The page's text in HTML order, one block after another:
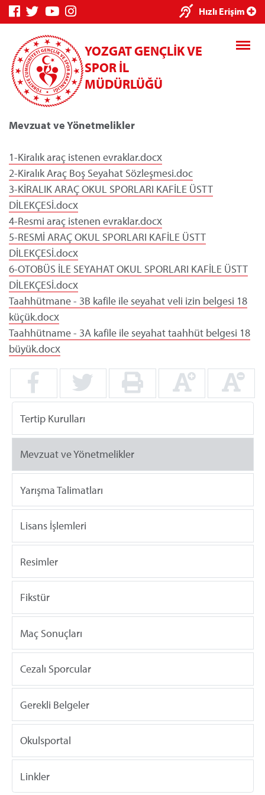
Hızlı Erişim
YOZGAT GENÇLİK VE
SPOR İL
MÜDÜRLÜĞÜ
Mevzuat ve Yönetmelikler
1-Kiralık araç istenen evraklar.docx
2-Kiralık Araç Boş Seyahat Sözleşmesi.doc
3-KİRALIK ARAÇ OKUL SPORLARI KAFİLE ÜSTT
DİLEKÇESİ.docx
4-Resmi araç istenen evraklar.docx
5-RESMİ ARAÇ OKUL SPORLARI KAFİLE ÜSTT
DİLEKÇESİ.docx
6-OTOBÜS İLE SEYAHAT OKUL SPORLARI KAFİLE ÜSTT
DİLEKÇESİ.docx
Taahhütmane - 3B kafile ile seyahat veli izin belgesi 18
küçük.docx
Taahhütname - 3A kafile ile seyahat taahhüt belgesi 18
büyük.docx
Tertip Kurulları
Mevzuat ve Yönetmelikler
Yarışma Talimatları
Lisans İşlemleri
Resimler
Fikstür
Maç Sonuçları
Cezalı Sporcular
Gerekli Belgeler
Okulsportal
Linkler
×
Genç Bilgi
Spor Bilgi
Kredi/Yurt E-
Ödeme